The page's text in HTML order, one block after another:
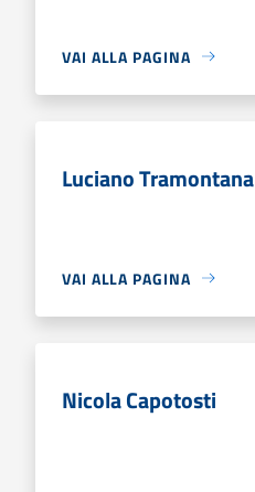
VAI ALLA PAGINA
Luciano Tramontana
VAI ALLA PAGINA
Nicola Capotosti